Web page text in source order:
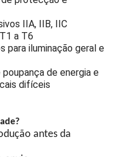
temperado de alta
à prova de
impede que as
de arco da
entrem em
com gases
no topo dos edifícios
protecção e
IIA, IIB, IIC
a T6
para iluminação geral e